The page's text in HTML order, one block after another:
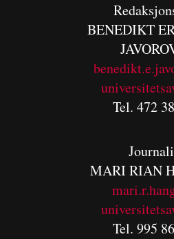
BENEDIKT
Tel. 472
MARI RIAN
Tel. 995